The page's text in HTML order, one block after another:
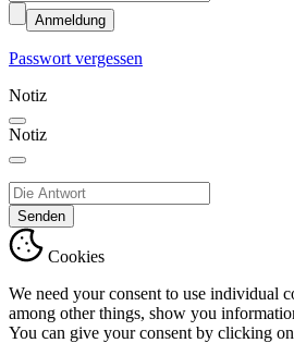
Anmeldung
Passwort vergessen
Notiz
Notiz
Senden
Cookies
We need your consent to use individual
among other things, show you
You can give your consent by clicking